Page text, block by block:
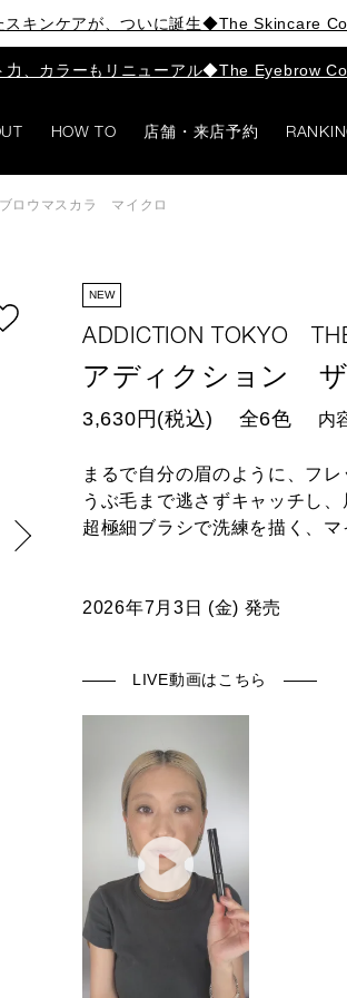
スキンケアが、ついに誕生◆The Skincare
力、カラーもリニューアル◆The Eyebrow
HOW TO 店舗・来店予約
ロウマスカラ マイクロ
NEW
ADDICTION TOKYO
アディクション
3,630円(税込) 全6色 内
まるで自分の眉のように、フレ
うぶ毛まで逃さずキャッチし
超極細ブラシで洗練を描く、
2026年7月3日 (金) 発売
LIVE動画はこちら